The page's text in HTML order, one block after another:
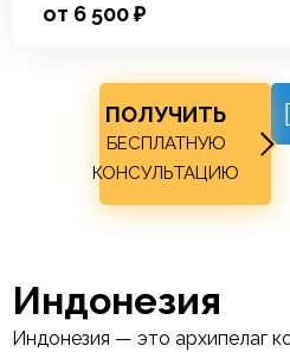
от 6 500 ₽
ПОЛУЧИТЬ
БЕСПЛАТНУЮ
КОНСУЛЬТАЦИЮ
Индонезия
Индонезия — это архипелаг